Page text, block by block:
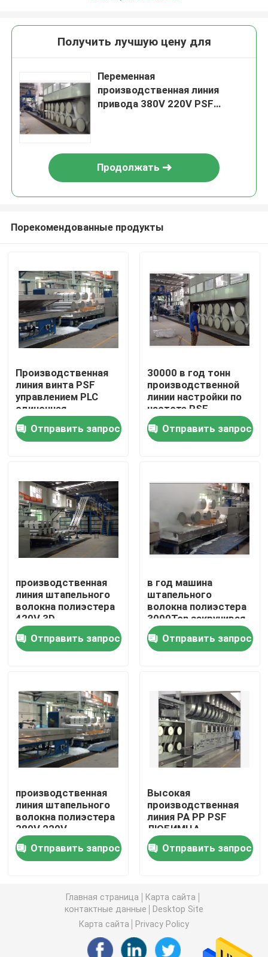
Дом
Продукты
О нас
Проверка качества
Свяжитесь мы
Спросите цитату
доводочный станок стентер
Машина Стентер горячего воздуха
машина stenter тканья
машина стентер ткани
Доводочный станок тканья
Машина распаровщика петли
Ослабьте более сухую машину
Получить лучшую цену для
Переменная
производственная линия
привода 380V 220V PSF
Продолжать
Порекомендованные продукты
Производственная
линия винта PSF
управлением PLC
одиночная
Отправить запрос
30000 в год тонн
производственной
линии настройки по
частоте PSF
Отправить запрос
производственная
линия штапельного
волокна полиэстера
420V 3D
неубедительная
Отправить запрос
в год машина
штапельного
волокна полиэстера
3000Ton закручивая
Отправить запрос
производственная
линия штапельного
волокна полиэстера
380V 220V
Отправить запрос
Высокая
производственная
линия PA PP PSF
ЛЮБИМЦА
автоматизации
Отправить запрос
Главная страница
Карта сайта
контактные данные
Desktop Site
Карта сайта
Privacy Policy